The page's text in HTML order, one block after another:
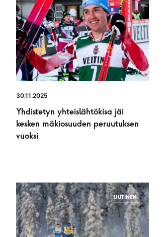
30.11.2025
Yhdistetyn yhteislähtökisa jäi
kesken mäkiosuuden peruutuksen
vuoksi
UUTINEN